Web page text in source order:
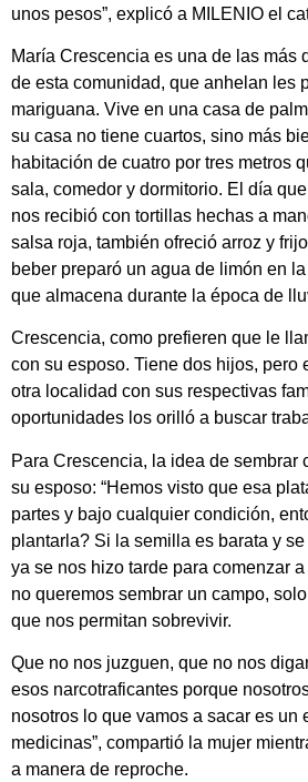
unos pesos”, explicó a MILENIO el
María Crescencia es una de las más
de esta comunidad, que anhelan les
mariguana. Vive en una casa de
su casa no tiene cuartos, sino más
habitación de cuatro por tres metros
sala, comedor y dormitorio. El día
nos recibió con tortillas hechas a
salsa roja, también ofreció arroz y
beber preparó un agua de limón en
que almacena durante la época de
Crescencia, como prefieren que le
con su esposo. Tiene dos hijos, pero
otra localidad con sus respectivas
oportunidades los orilló a buscar
Para Crescencia, la idea de sembrar
su esposo: “Hemos visto que esa
partes y bajo cualquier condición,
plantarla? Si la semilla es barata y
ya se nos hizo tarde para comenzar a
no queremos sembrar un campo,
que nos permitan sobrevivir.
Que no nos juzguen, que no nos
esos narcotraficantes porque
nosotros lo que vamos a sacar es un
medicinas”, compartió la mujer
a manera de reproche.